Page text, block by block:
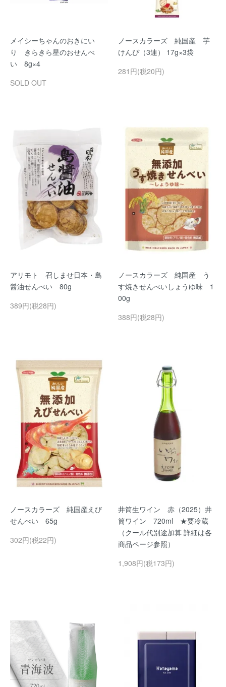
メイシーちゃんのおきにい
り きらきら星のおせんべ
い 8g×4
SOLD OUT
ノースカラーズ 純国産 芋
けんぴ（3連） 17g×3袋
281円(税20円)
アリモト 召しませ日本・島
醤油せんべい 80g
389円(税28円)
ノースカラーズ 純国産 う
す焼きせんべいしょうゆ味 1
00g
388円(税28円)
ノースカラーズ 純国産えび
せんべい 65g
302円(税22円)
井筒生ワイン 赤（2025）井
筒ワイン 720ml ★要冷蔵
（クール代別途加算 詳細は各
商品ページ参照）
1,908円(税173円)